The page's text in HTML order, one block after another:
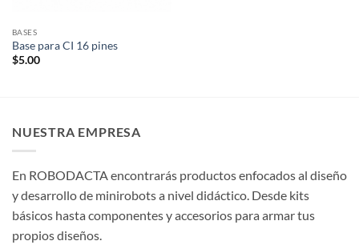
BASES
Base para CI 16 pines
$5.00
NUESTRA EMPRESA
En ROBODACTA encontrarás productos enfocados al diseño
y desarrollo de minirobots a nivel didáctico. Desde kits
básicos hasta componentes y accesorios para armar tus
propios diseños.